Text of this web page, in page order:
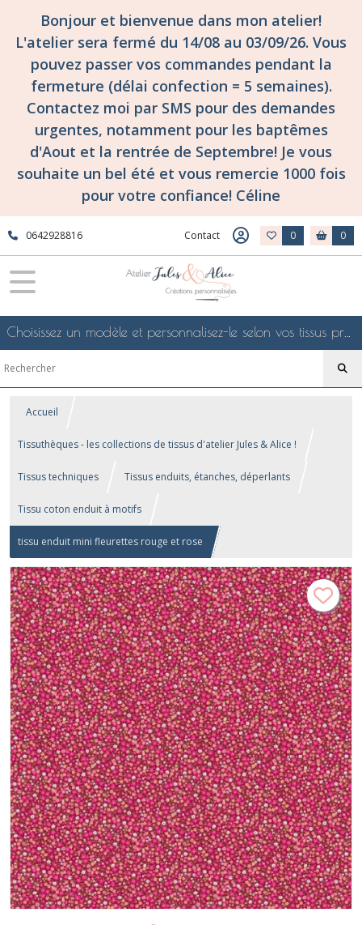
Bonjour et bienvenue dans mon atelier!
L'atelier sera fermé du 14/08 au 03/09/26. Vous
pouvez passer vos commandes pendant la
fermeture (délai confection = 5 semaines).
Contactez moi par SMS pour des demandes
urgentes, notamment pour les baptêmes
d'Aout et la rentrée de Septembre! Je vous
souhaite un bel été et vous remercie 1000 fois
pour votre confiance! Céline
0642928816 Contact 0 0
Choisissez un modèle et personnalisez-le selon vos tissus préférés de mes collections en ligne, je le confectionnerai selon vos souhaits
Accueil
Tissuthèques - les collections de tissus d'atelier Jules & Alice !
Tissus techniques Tissus enduits, étanches, déperlants
Tissu coton enduit à motifs
tissu enduit mini fleurettes rouge et rose